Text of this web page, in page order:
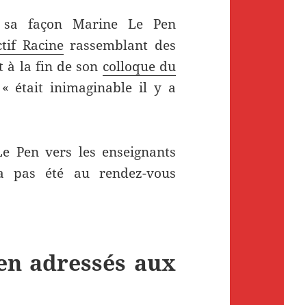
sa façon Marine Le Pen
Racinerassemblant des
à la fin de son colloque du
était inimaginable il y a
Pen vers les enseignants
été au rendez-vous
adressés aux